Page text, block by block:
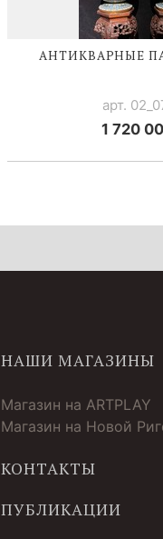
АНТИКВАРНЫЕ
арт.
1 720
НАШИ МАГАЗИНЫ
Магазин на ARTPLAY
Магазин на Новой
КОНТАКТЫ
ПУБЛИКАЦИИ